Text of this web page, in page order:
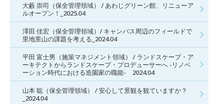
大藪 崇司（保全管理領域） / あわじグリーン館、リニューア
ルオープン！_2025.04
澤田 佳宏（保全管理領域）/ キャンパス周辺のフィールドで
里地里山の課題を考える_2024.04
平田 富士男（施策マネジメント領域） / ランドスケープ・ア
ーキテクトからランドスケープ・プロデューサーへ -リノベ
ーション時代における造園家の職能- 2024.04
山本 聡（保全管理領域） / 安心して景観を観ていますか？
_2024.04